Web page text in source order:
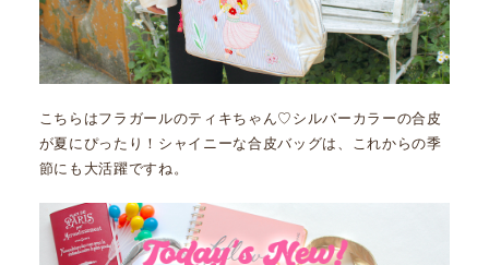
こちらはフラガールのティキちゃん♡シルバーカラーの合皮
が夏にぴったり！シャイニーな合皮バッグは、これからの季
節にも大活躍ですね。